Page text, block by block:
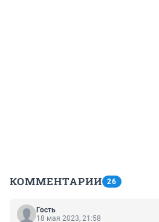
КОММЕНТАРИИ 26
Гость
18 мая 2023, 21:58